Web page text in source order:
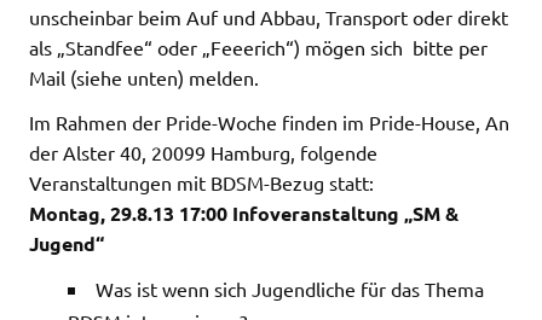
unscheinbar beim Auf und Abbau, Transport oder direkt
als „Standfee“ oder „Feeerich“) mögen sich bitte per
Mail (siehe unten) melden.
Im Rahmen der Pride-Woche finden im Pride-House, An
der Alster 40, 20099 Hamburg, folgende
Veranstaltungen mit BDSM-Bezug statt:
Montag, 29.8.13 17:00 Infoveranstaltung „SM &
Jugend“
Was ist wenn sich Jugendliche für das Thema